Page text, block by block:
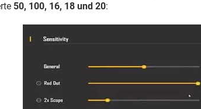
50, 100, 16, 18 und 20: